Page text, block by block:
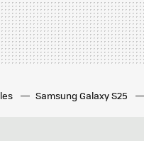
Samsung Galaxy S25